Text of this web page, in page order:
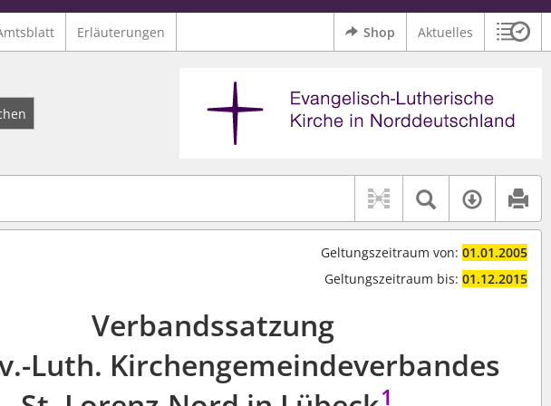
Erläuterungen Shop Aktuelles
"*", Bsp. Pfarrer*, findet auch: "Pfarrerinitiative" oder "Pfarrerausschuss".
Textsuche
Geltungszeitraum von: 01.01.2005
Geltungszeitraum bis: 01.12.2015
Verbandssatzung
Luth. Kirchengemeindeverbandes
1